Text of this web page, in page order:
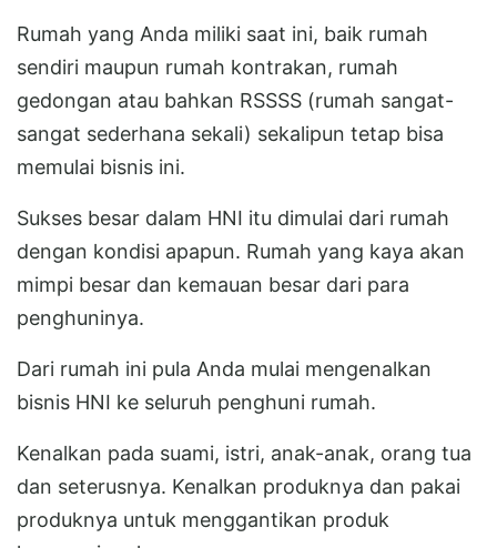
Rumah yang Anda miliki saat ini, baik rumah
sendiri maupun rumah kontrakan, rumah
gedongan atau bahkan RSSSS (rumah sangat-
sangat sederhana sekali) sekalipun tetap bisa
memulai bisnis ini.
Sukses besar dalam HNI itu dimulai dari rumah
dengan kondisi apapun. Rumah yang kaya akan
mimpi besar dan kemauan besar dari para
penghuninya.
Dari rumah ini pula Anda mulai mengenalkan
bisnis HNI ke seluruh penghuni rumah.
Kenalkan pada suami, istri, anak-anak, orang tua
dan seterusnya. Kenalkan produknya dan pakai
produknya untuk menggantikan produk